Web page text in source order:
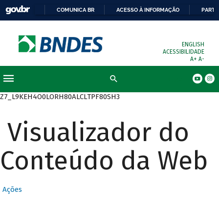
COMUNICA BR ACESSO À INFORMAÇÃO
ENGLISH
ACESSIBILIDADE
A+ A-
Z7_L9KEH4O0LORH80ALCLTPF80SH3
Visualizador do
Conteúdo da Web
Ações